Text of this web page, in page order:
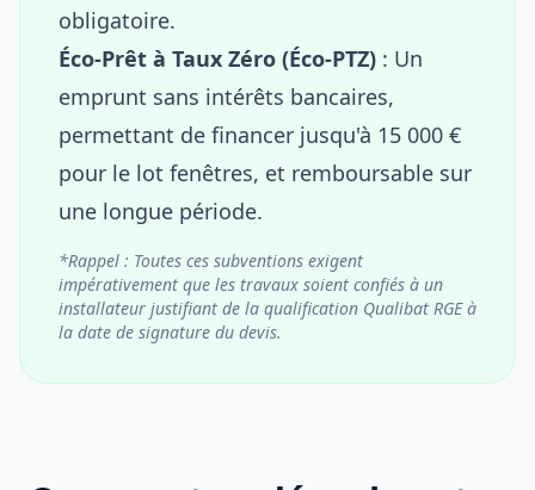
obligatoire.
Éco-Prêt à Taux Zéro (Éco-PTZ) : Un
emprunt sans intérêts bancaires,
permettant de financer jusqu'à 15 000 €
pour le lot fenêtres, et remboursable sur
une longue période.
*Rappel : Toutes ces subventions exigent
impérativement que les travaux soient confiés à un
installateur justifiant de la qualification Qualibat RGE à
la date de signature du devis.